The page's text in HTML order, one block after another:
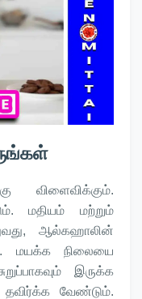
விளைவிக்கும்.
மதியம் மற்றும்
ஆல்கஹாலின்
மயக்க நிலையை
இருக்க
தவிர்க்க வேண்டும்.